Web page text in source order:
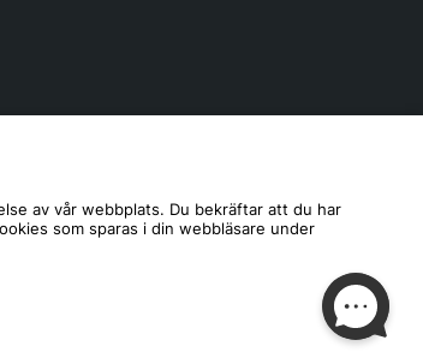
av vår webbplats. Du bekräftar att du har
som sparas i din webbläsare under